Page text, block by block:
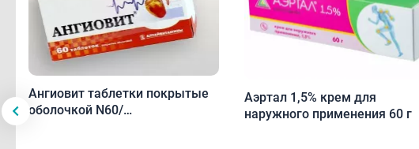
Ангиовит таблетки покрытые
оболочкой N60/
Аэртал 1,5% крем для
наружного применения 60 г